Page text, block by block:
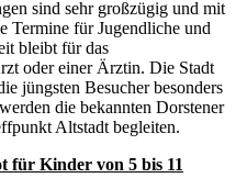
sind sehr großzügig und mit
Termine für Jugendliche und
bleibt für das
oder einer Ärztin. Die Stadt
jüngsten Besucher besonders
die bekannten Dorstener
Altstadt begleiten.
für Kinder von 5 bis 11